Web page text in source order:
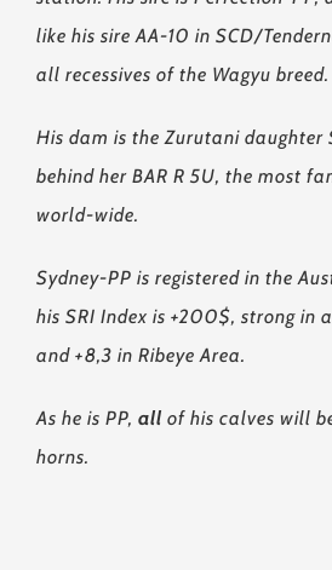
like his sire AA-10 in SCD/
all recessives of the Wagyu breed.
His dam is the Zurutani daughter
behind her BAR R 5U, the most
world-wide.
Sydney-PP is registered in the
his SRI Index is +200$, strong in
and +8,3 in Ribeye Area.
As he is PP, all of his calves will
horns.